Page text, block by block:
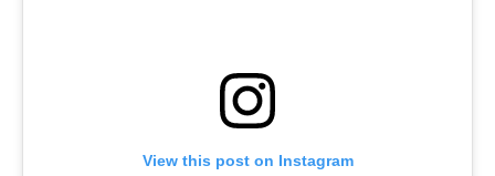
View this post on Instagram